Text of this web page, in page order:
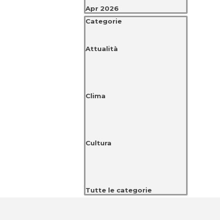
Apr 2026
Salta blocco Categorie
Categorie
Attualità
Clima
Cultura
Tutte le categorie